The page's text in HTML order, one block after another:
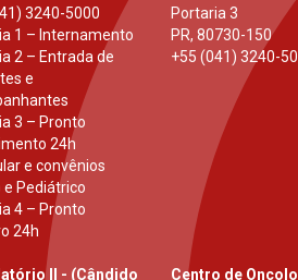
3240-5000
1 – Internamento
2 – Entrada de
e
3 – Pronto
24h
e convênios
Pediátrico
4 – Pronto
24h
Portaria 3
PR,80730-150
+55 (041) 3240-
II - (Cândido Centro de